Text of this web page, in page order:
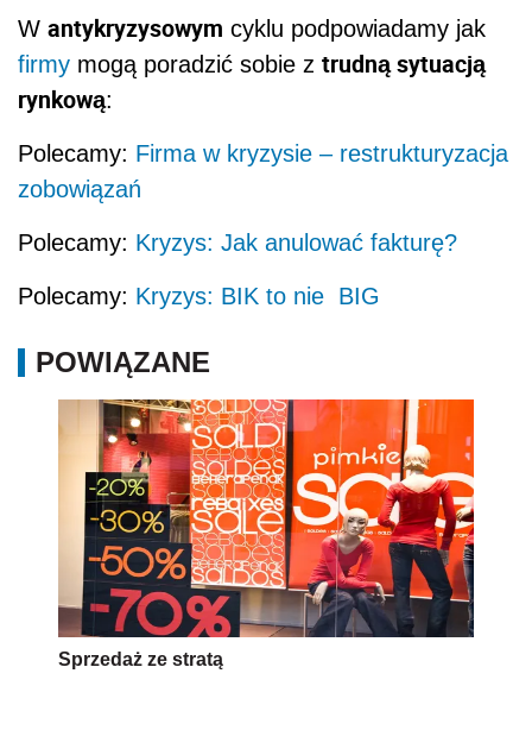
W antykryzysowym cyklu podpowiadamy jak
firmy mogą poradzić sobie z trudną sytuacją
rynkową:
Polecamy: Firma w kryzysie – restrukturyzacja
zobowiązań
Polecamy: Kryzys: Jak anulować fakturę?
Polecamy: Kryzys: BIK to nie BIG
POWIĄZANE
Sprzedaż ze stratą